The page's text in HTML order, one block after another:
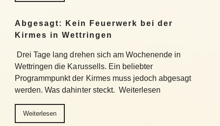
Abgesagt: Kein Feuerwerk bei der
Kirmes in Wettringen
Drei Tage lang drehen sich am Wochenende in
Wettringen die Karussells. Ein beliebter
Programmpunkt der Kirmes muss jedoch abgesagt
werden. Was dahinter steckt. Weiterlesen
Weiterlesen